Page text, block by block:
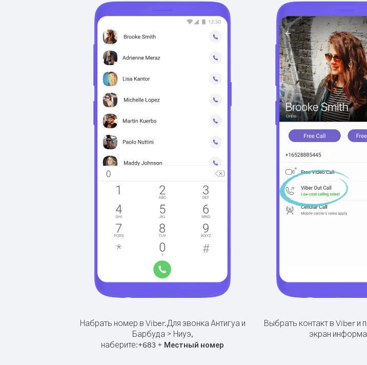
Набрать номер в Viber.Для звонка Антигуа и
Барбуда > Ниуэ,
наберите:+683 + Местный номер
Выбрать контакт в Viber и
экран